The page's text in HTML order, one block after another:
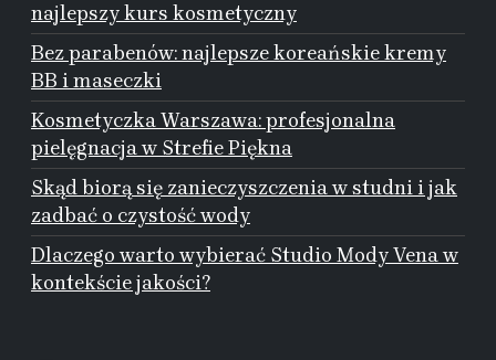
najlepszy kurs kosmetyczny
Bez parabenów: najlepsze koreańskie kremy
BB i maseczki
Kosmetyczka Warszawa: profesjonalna
pielęgnacja w Strefie Piękna
Skąd biorą się zanieczyszczenia w studni i jak
zadbać o czystość wody
Dlaczego warto wybierać Studio Mody Vena w
kontekście jakości?